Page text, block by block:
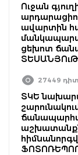
Ուջան
ավարտին
ցեխոտ
ՏԵՍԱՆՅՈւԹ
27449
ՏԿԵ